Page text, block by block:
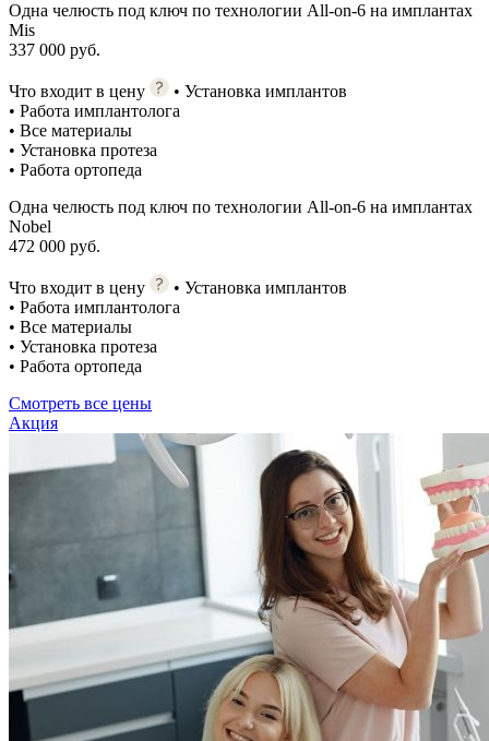
Одна челюсть под ключ по технологии All-on-6 на имплантах
Mis
337 000 руб.
Что входит в цену
• Установка имплантов
• Работа имплантолога
• Все материалы
• Установка протеза
• Работа ортопеда
Одна челюсть под ключ по технологии All-on-6 на имплантах
Nobel
472 000 руб.
Что входит в цену
• Установка имплантов
• Работа имплантолога
• Все материалы
• Установка протеза
• Работа ортопеда
Смотреть все цены
Акция